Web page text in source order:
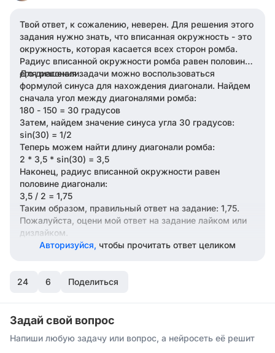
Твой ответ, к сожалению, неверен. Для решения этого
задания нужно знать, что вписанная окружность - это
окружность, которая касается всех сторон ромба.
Радиус вписанной окружности ромба равен половине
его диагонали.
Для решения задачи можно воспользоваться
формулой синуса для нахождения диагонали. Найдем
сначала угол между диагоналями ромба:
180 - 150 = 30 градусов
Затем, найдем значение синуса угла 30 градусов:
sin(30) = 1/2
Теперь можем найти длину диагонали ромба:
2 * 3,5 * sin(30) = 3,5
Наконец, радиус вписанной окружности равен
половине диагонали:
3,5 / 2 = 1,75
Таким образом, правильный ответ на задание: 1,75.
Пожалуйста, оцени мой ответ на задание лайком или
дизлайком.
Авторизуйся, чтобы прочитать ответ целиком
24 6 Поделиться
Задай свой вопрос
Напиши любую задачу или вопрос, а нейросеть её решит